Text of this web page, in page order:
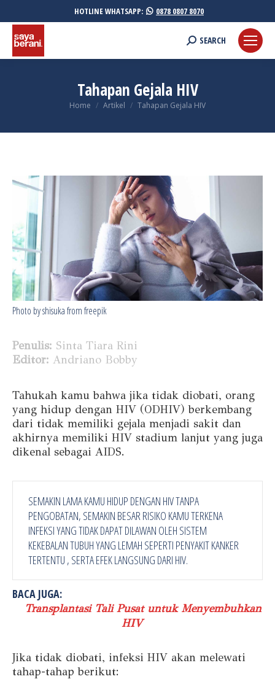
HOTLINE WHATSAPP: 0878 0807 8070
Search:
SEARCH
Tahapan Gejala HIV
You are here:
Home Artikel Tahapan Gejala HIV
Photo by shisuka from freepik
Penulis: Sinta Tiara Rini
Editor: Andriano Bobby
Tahukah kamu bahwa jika tidak diobati, orang
yang hidup dengan HIV (ODHIV) berkembang
dari tidak memiliki gejala menjadi sakit dan
akhirnya memiliki HIV stadium lanjut yang juga
dikenal sebagai AIDS.
SEMAKIN LAMA KAMU HIDUP DENGAN HIV TANPA
PENGOBATAN, SEMAKIN BESAR RISIKO KAMU TERKENA
INFEKSI YANG TIDAK DAPAT DILAWAN OLEH SISTEM
KEKEBALAN TUBUH YANG LEMAH SEPERTI PENYAKIT KANKER
TERTENTU , SERTA EFEK LANGSUNG DARI HIV.
BACA JUGA:
Transplantasi Tali Pusat untuk Menyembuhkan
HIV
Jika tidak diobati, infeksi HIV akan melewati
tahap-tahap berikut: